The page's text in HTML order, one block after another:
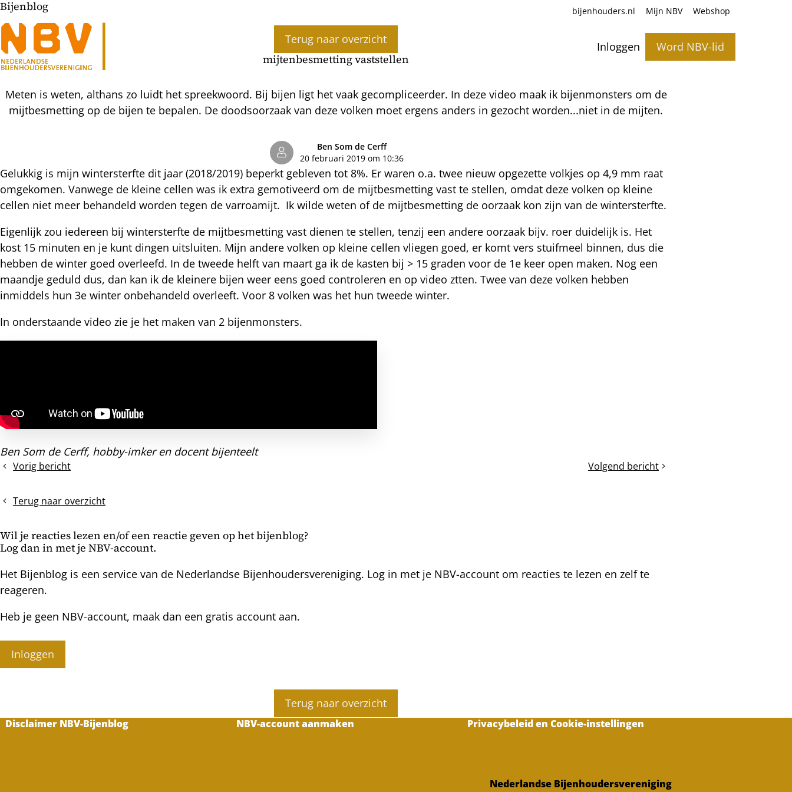
Inloggen Word NBV-lid
bijenhouders.nl Mijn NBV Webshop
Bijenblog
Terug naar overzicht
mijtenbesmetting vaststellen
Meten is weten, althans zo luidt het spreekwoord. Bij bijen ligt het vaak gecompliceerder. In deze video maak ik bijenmonsters om de
mijtbesmetting op de bijen te bepalen. De doodsoorzaak van deze volken moet ergens anders in gezocht worden...niet in de mijten.
Ben Som de Cerff
20 februari 2019 om 10:36
Gelukkig is mijn wintersterfte dit jaar (2018/2019) beperkt gebleven tot 8%. Er waren o.a. twee nieuw opgezette volkjes op 4,9 mm raat
omgekomen. Vanwege de kleine cellen was ik extra gemotiveerd om de mijtbesmetting vast te stellen, omdat deze volken op kleine
cellen niet meer behandeld worden tegen de varroamijt. Ik wilde weten of de mijtbesmetting de oorzaak kon zijn van de wintersterfte.
Eigenlijk zou iedereen bij wintersterfte de mijtbesmetting vast dienen te stellen, tenzij een andere oorzaak bijv. roer duidelijk is. Het
kost 15 minuten en je kunt dingen uitsluiten. Mijn andere volken op kleine cellen vliegen goed, er komt vers stuifmeel binnen, dus die
hebben de winter goed overleefd. In de tweede helft van maart ga ik de kasten bij > 15 graden voor de 1e keer open maken. Nog een
maandje geduld dus, dan kan ik de kleinere bijen weer eens goed controleren en op video ztten. Twee van deze volken hebben
inmiddels hun 3e winter onbehandeld overleeft. Voor 8 volken was het hun tweede winter.
In onderstaande video zie je het maken van 2 bijenmonsters.
Ben Som de Cerff, hobby-imker en docent bijenteelt
Vorig bericht
9.
vier
verschillende
moerdoppen
Volgend bericht
8.
wisselcellen
Terug naar overzicht
Wil je reacties lezen en/of een reactie geven op het bijenblog?
Log dan in met je NBV-account.
Het Bijenblog is een service van de Nederlandse Bijenhoudersvereniging. Log in met je NBV-account om reacties te lezen en zelf te
reageren.
Heb je geen NBV-account, maak dan een gratis account aan.
Inloggen
Terug naar overzicht
Disclaimer NBV-Bijenblog NBV-account aanmaken Privacybeleid en Cookie-instellingen
Nederlandse Bijenhoudersvereniging